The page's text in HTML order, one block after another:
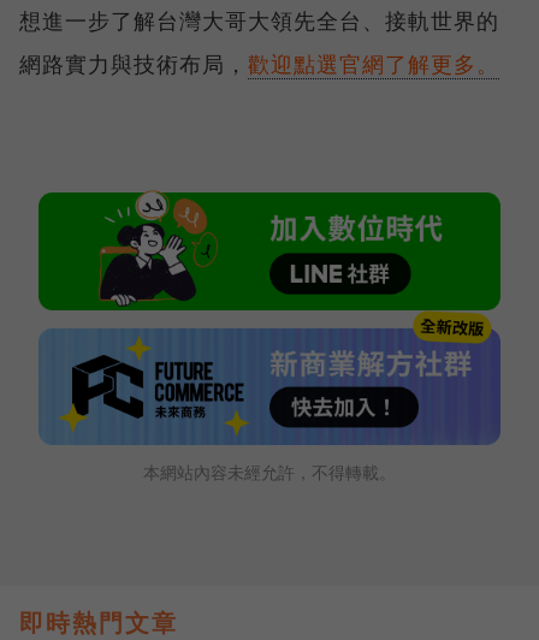
想進一步了解台灣大哥大領先全台、接軌世界的
網路實力與技術布局， 歡迎點選官網了解更多。
本網站內容未經允許，不得轉載。
即時熱門文章